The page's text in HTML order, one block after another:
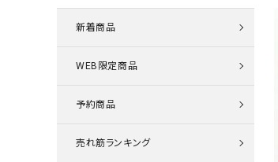
新着商品
WEB限定商品
予約商品
売れ筋ランキング